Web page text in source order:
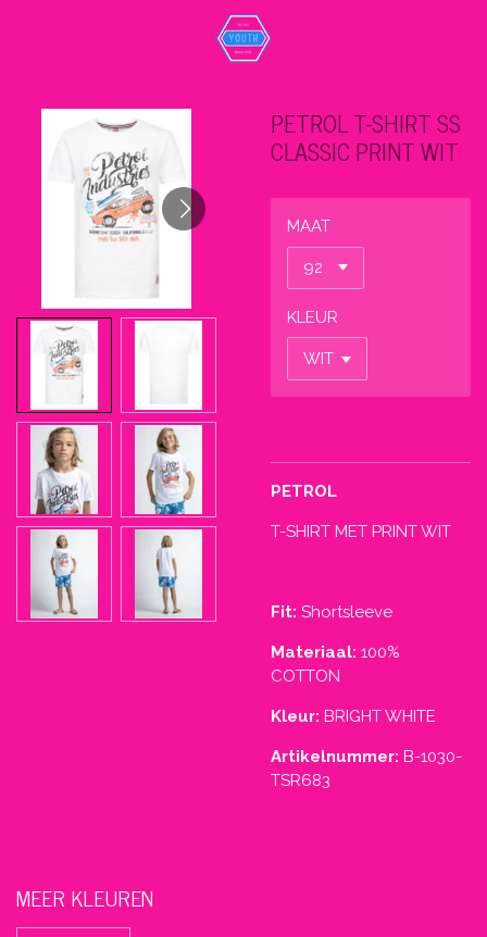
hoofdinhoud
PETROL T-SHIRT SS
CLASSIC PRINT WIT
MAAT
KLEUR
PETROL
T-SHIRT MET PRINT WIT
Fit: Shortsleeve
Materiaal: 100%
COTTON
Kleur: BRIGHT WHITE
Artikelnummer: B-1030-
TSR683
MEER KLEUREN